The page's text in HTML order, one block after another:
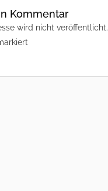
Kommentar
wird nicht veröffentlicht.